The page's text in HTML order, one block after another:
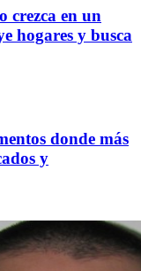
crezca en un
hogares y busca
donde más
y